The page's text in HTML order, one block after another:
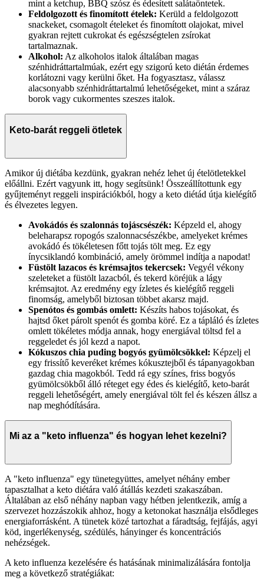
mint a ketchup, BBQ szósz és édesített salátaöntetek.
Feldolgozott és finomított ételek: Kerüld a feldolgozott
snackeket, csomagolt ételeket és finomított olajokat, mivel
gyakran rejtett cukrokat és egészségtelen zsírokat
tartalmaznak.
Alkohol: Az alkoholos italok általában magas
szénhidráttartalmúak, ezért egy szigorú keto diétán érdemes
korlátozni vagy kerülni őket. Ha fogyasztasz, válassz
alacsonyabb szénhidráttartalmú lehetőségeket, mint a száraz
borok vagy cukormentes szeszes italok.
Keto-barát reggeli ötletek
Amikor új diétába kezdünk, gyakran nehéz lehet új ételötletekkel
előállni. Ezért vagyunk itt, hogy segítsünk! Összeállítottunk egy
gyűjteményt reggeli inspirációkból, hogy a keto diétád útja kielégítő
és élvezetes legyen.
Avokádós és szalonnás tojáscsészék: Képzeld el, ahogy
beleharapsz ropogós szalonnacsészékbe, amelyeket krémes
avokádó és tökéletesen főtt tojás tölt meg. Ez egy
ínycsiklandó kombináció, amely örömmel indítja a napodat!
Füstölt lazacos és krémsajtos tekercsek: Vegyél vékony
szeleteket a füstölt lazacból, és tekerd köréjük a lágy
krémsajtot. Az eredmény egy ízletes és kielégítő reggeli
finomság, amelyből biztosan többet akarsz majd.
Spenótos és gombás omlett: Készíts habos tojásokat, és
hajtsd őket párolt spenót és gomba köré. Ez a tápláló és ízletes
omlett tökéletes módja annak, hogy energiával töltsd fel a
reggeledet és jól kezd a napot.
Kókuszos chia puding bogyós gyümölcsökkel: Képzelj el
egy frissítő keveréket krémes kókusztejből és tápanyagokban
gazdag chia magokból. Tedd rá egy színes, friss bogyós
gyümölcsökből álló réteget egy édes és kielégítő, keto-barát
reggeli lehetőségért, amely energiával tölt fel és készen állsz a
nap meghódítására.
Mi az a "keto influenza" és hogyan lehet kezelni?
A "keto influenza" egy tünetegyüttes, amelyet néhány ember
tapasztalhat a keto diétára való átállás kezdeti szakaszában.
Általában az első néhány napban vagy hétben jelentkezik, amíg a
szervezet hozzászokik ahhoz, hogy a ketonokat használja elsődleges
energiaforrásként. A tünetek közé tartozhat a fáradtság, fejfájás, agyi
köd, ingerlékenység, szédülés, hányinger és koncentrációs
nehézségek.
A keto influenza kezelésére és hatásának minimalizálására fontolja
meg a következő stratégiákat: